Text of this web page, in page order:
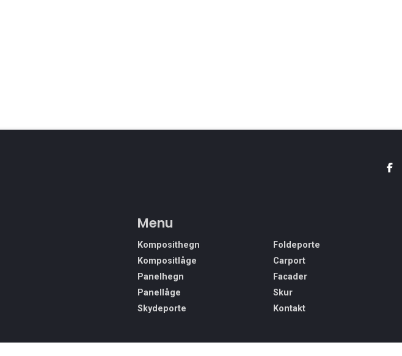
Menu
Komposithegn
Kompositlåge
Panelhegn
Panellåge
Skydeporte
Foldeporte
Carport
Facader
Skur
Kontakt